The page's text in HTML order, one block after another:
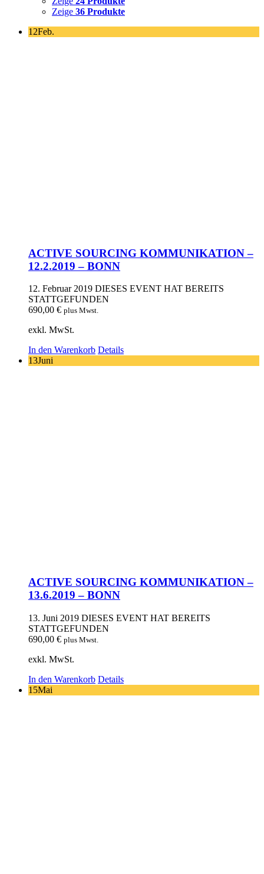
Zeige 36 Produkte
12Feb.
ACTIVE SOURCING KOMMUNIKATION –
12.2.2019 – BONN
12. Februar 2019 DIESES EVENT HAT BEREITS
STATTGEFUNDEN
690,00 € plus Mwst.
exkl. MwSt.
In den Warenkorb Details
13Juni
ACTIVE SOURCING KOMMUNIKATION –
13.6.2019 – BONN
13. Juni 2019 DIESES EVENT HAT BEREITS
STATTGEFUNDEN
690,00 € plus Mwst.
exkl. MwSt.
In den Warenkorb Details
15Mai